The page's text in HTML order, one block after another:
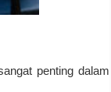
penting dalam